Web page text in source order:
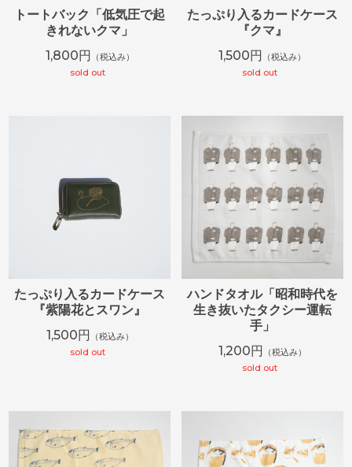
トートバック「低気圧で起
きれないクマ」
1,800円
（税込み）
sold out
たっぷり入るカードケース
『クマ』
1,500円
（税込み）
sold out
たっぷり入るカードケース
『紫陽花とスワン』
1,500円
（税込み）
sold out
ハンドタオル「昭和時代を
生き抜いたタクシー運転
手」
1,200円
（税込み）
sold out